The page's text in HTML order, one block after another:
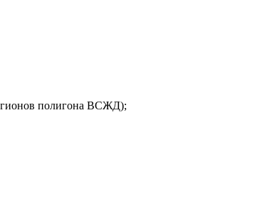
полигона ВСЖД);